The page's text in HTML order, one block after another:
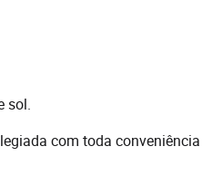
sol.
com toda